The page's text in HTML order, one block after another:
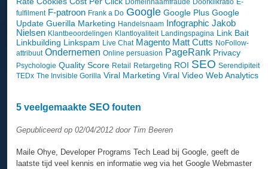
Domeinnaamfraude Doorklikratio E-
fulfilment F-patroon Frank a Do Google Google Plus Google
Update Guerilla Marketing Handelsnaam Infographic Jakob
Nielsen Klantbeoordelingen Klantloyaliteit Landingspagina Link Bait
Linkbuilding Linkspam Live Chat Magento Matt Cutts NoFollow-
attribuut Ondernemen Online persuasion PageRank Privacy
Psychologie Quality Score Retail Retargeting ROI SEO Serendipiteit
TEDx The Invisible Gorilla Viral Marketing Viral Video Web Analytics
5 veelgemaakte SEO fouten
Gepubliceerd op 02/04/2012 door Tim Beeren
Maile Ohye, Developer Programs Tech Lead bij Google, geeft de
laatste tijd veel kennis en informatie weg via het Google Webmaster